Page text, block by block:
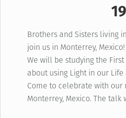
Brothers and Sisters living
join us in Monterrey, Mexico!
We will be studying the
about using Light in our
Come to celebrate with
Monterrey, Mexico. The